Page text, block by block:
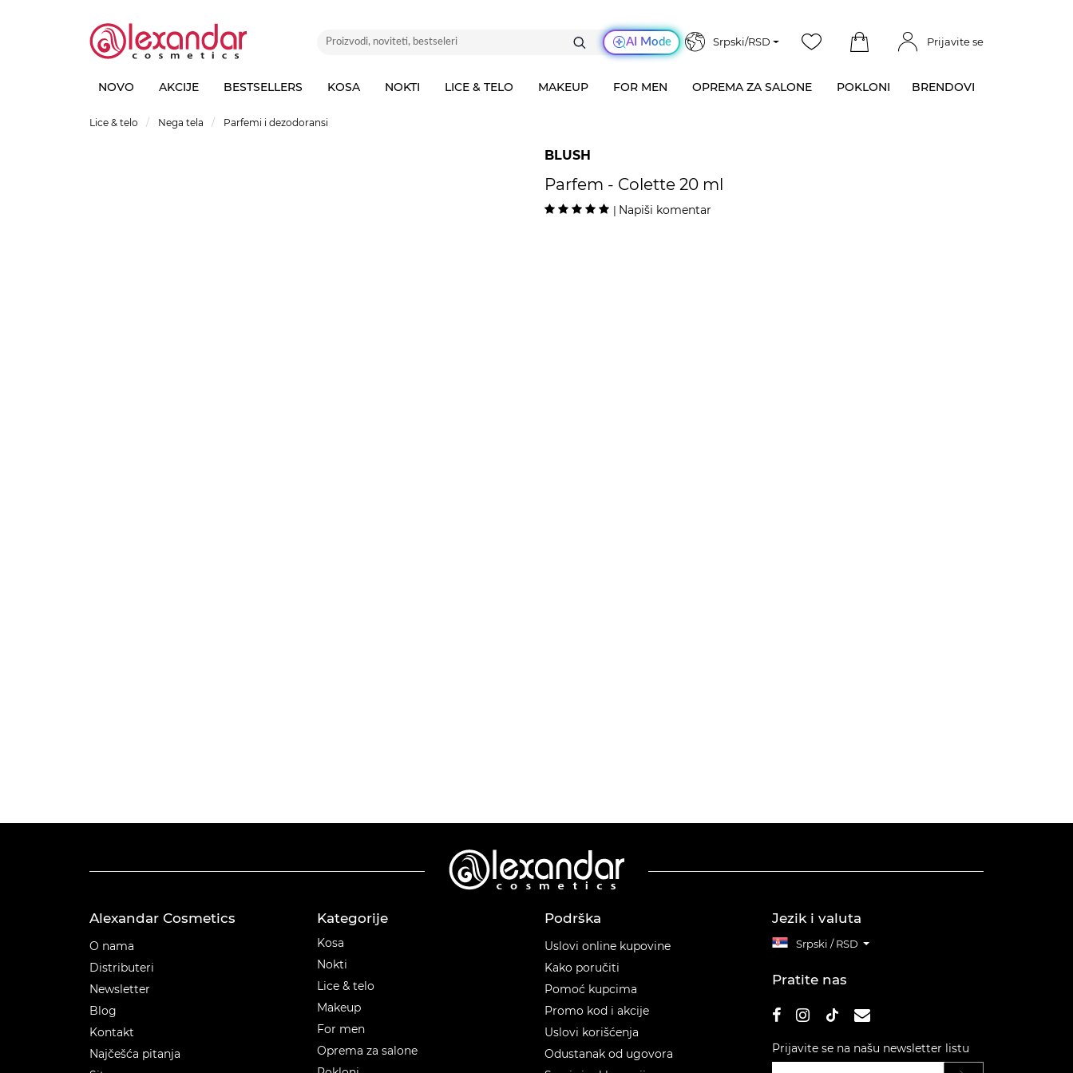
AI Mode Srpski/RSD Prijavite se
NOVO AKCIJE BESTSELLERS KOSA NOKTI LICE & TELO MAKEUP FOR MEN OPREMA ZA SALONE POKLONI BRENDOVI
Lice & telo Nega tela Parfemi i dezodoransi
BLUSH
Parfem - Colette 20 ml
| Napiši komentar
Alexandar Cosmetics
O nama
Distributeri
Newsletter
Blog
Kontakt
Najčešća pitanja
Kategorije
Kosa
Nokti
Lice & telo
Makeup
For men
Oprema za salone
Podrška
Uslovi online kupovine
Kako poručiti
Pomoć kupcima
Promo kod i akcije
Uslovi korišćenja
Odustanak od ugovora
Jezik i valuta
Srpski / RSD
Pratite nas
Prijavite se na našu newsletter listu